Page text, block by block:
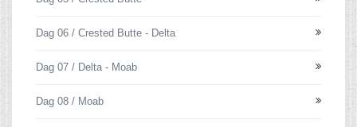
Dag 06 / Crested Butte - Delta
Dag 07 / Delta - Moab
Dag 08 / Moab